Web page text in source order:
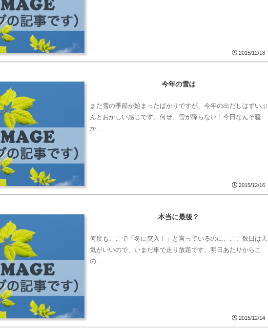
2015/12/18
今年の雪は
まだ雪の季節が始まったばかりですが、今年の出だしはずいぶ
んとおかしい感じです。何せ、雪が降らない！今日なんぞ暖
か…
2015/12/16
本当に最後？
何度もここで「冬に突入！」と言っているのに、ここ数日は天
気がいいので、いまだ車で走り放題です。明日あたりからこ
の…
2015/12/14